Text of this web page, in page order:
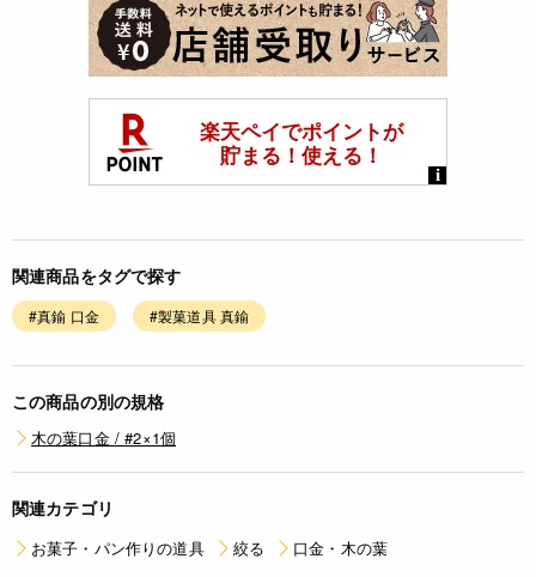
関連商品をタグで探す
#真鍮 口金 #製菓道具 真鍮
この商品の別の規格
木の葉口金 / #2×1個
関連カテゴリ
お菓子・パン作りの道具 絞る 口金・木の葉